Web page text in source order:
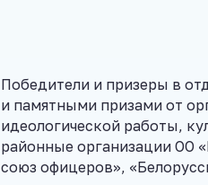
Победители и призеры в
и памятными призами от
идеологической работы,
районные организации ОО
союз офицеров»,